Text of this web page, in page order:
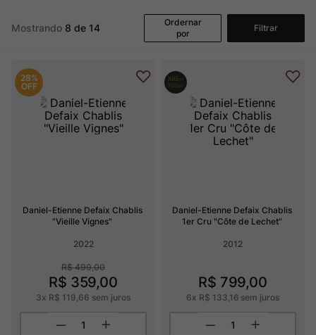
Mostrando 8 de 14
Ordernar
por
Filtrar
28%
OFF
Daniel-Etienne Defaix Chablis
"Vieille Vignes"
2022
R$ 499,00
R$ 359,00
3x R$ 119 66 sem juros
Daniel-Etienne Defaix Chablis
1er Cru "Côte de Lechet"
2012
R$ 799,00
6x R$ 133 16 sem juros